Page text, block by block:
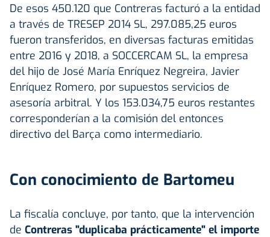
De esos 450.120 que Contreras facturó a la entidad
a través de TRESEP 2014 SL, 297.085,25 euros
fueron transferidos, en diversas facturas emitidas
entre 2016 y 2018, a SOCCERCAM SL, la empresa
del hijo de José María Enríquez Negreira, Javier
Enríquez Romero, por supuestos servicios de
asesoría arbitral. Y los 153.034,75 euros restantes
corresponderían a la comisión del entonces
directivo del Barça como intermediario.
Con conocimiento de Bartomeu
La fiscalía concluye, por tanto, que la intervención
de Contreras "duplicaba prácticamente" el importe